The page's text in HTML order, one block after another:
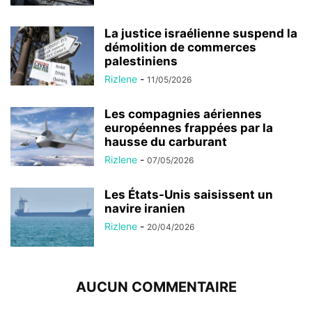
La justice israélienne suspend la
démolition de commerces
palestiniens
Rizlene - 11/05/2026
Les compagnies aériennes
européennes frappées par la
hausse du carburant
Rizlene - 07/05/2026
Les États-Unis saisissent un
navire iranien
Rizlene - 20/04/2026
AUCUN COMMENTAIRE